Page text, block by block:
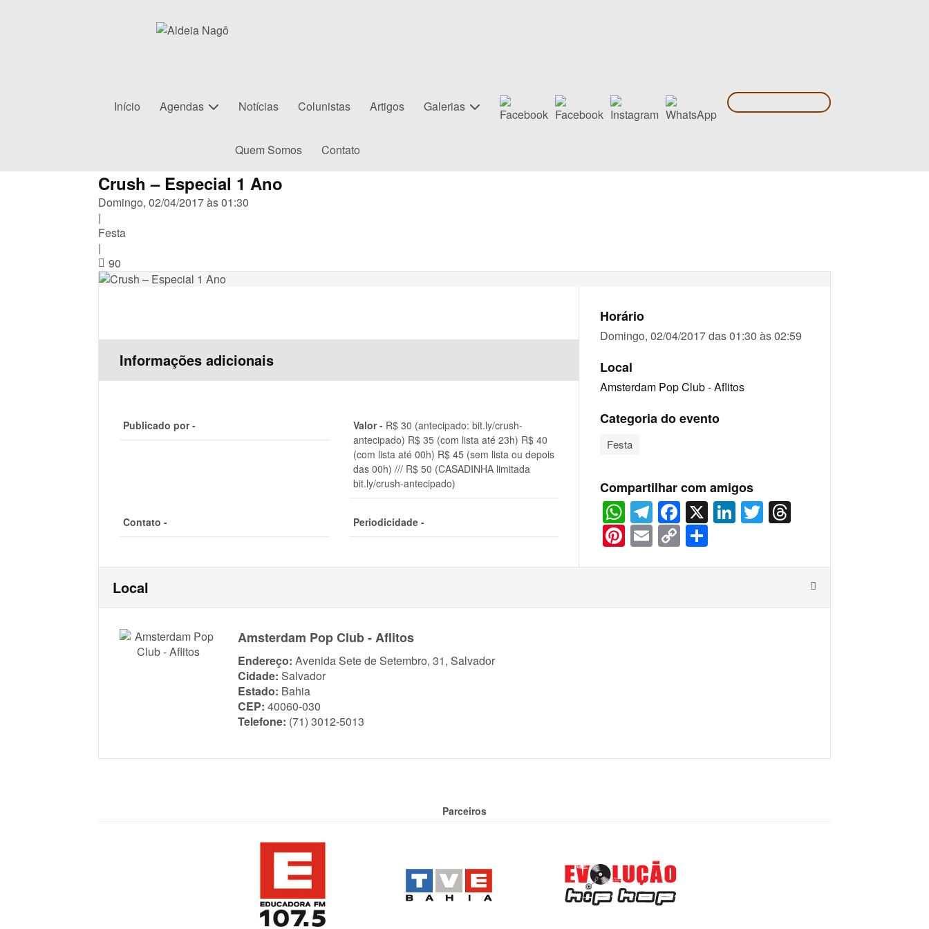
Início Agendas Notícias Colunistas Artigos Galerias
Quem Somos Contato
Crush – Especial 1 Ano
Domingo, 02/04/2017 às 01:30
|
Festa
|
90
Informações adicionais
Publicado por - Valor -R$ 30 (antecipado: bit.ly/crush-
antecipado) R$ 35 (com lista até 23h) R$ 40
(com lista até 00h) R$ 45 (sem lista ou depois
das 00h) /// R$ 50 (CASADINHA limitada
bit.ly/crush-antecipado)
Contato - Periodicidade -
Horário
Domingo, 02/04/2017 das 01:30 às 02:59
Local
Amsterdam Pop Club - Aflitos
Categoria do evento
Festa
Compartilhar com amigos
WhatsApp
Telegram
Facebook
X LinkedIn
Twitter
Pinterest
Email
Copy
Link
Local
Amsterdam Pop Club - Aflitos
Endereço: Avenida Sete de Setembro, 31, Salvador
Cidade: Salvador
Estado: Bahia
CEP: 40060-030
Telefone: (71) 3012-5013
Parceiros